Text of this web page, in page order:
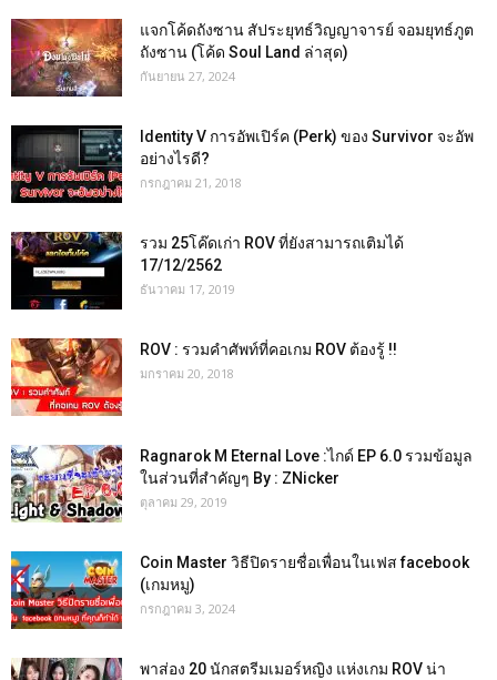
แจกโค้ดถังซาน สัประยุทธ์วิญญาจารย์ จอมยุทธ์ภูต
ถังซาน (โค้ด Soul Land ล่าสุด)
กันยายน 27, 2024
Identity V การอัพเปิร์ค (Perk) ของ Survivor จะอัพ
อย่างไรดี?
กรกฎาคม 21, 2018
รวม 25โค๊ดเก่า ROV ที่ยังสามารถเติมได้
17/12/2562
ธันวาคม 17, 2019
ROV : รวมคำศัพท์ที่คอเกม ROV ต้องรู้ !!
มกราคม 20, 2018
Ragnarok M Eternal Love :ไกด์ EP 6.0 รวมข้อมูล
ในส่วนที่สำคัญๆ By : ZNicker
ตุลาคม 29, 2019
Coin Master วิธีปิดรายชื่อเพื่อนในเฟส facebook
(เกมหมู)
กรกฎาคม 3, 2024
พาส่อง 20 นักสตรีมเมอร์หญิง แห่งเกม ROV น่า